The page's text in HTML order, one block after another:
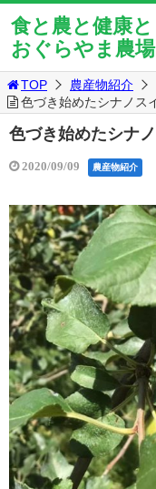
食と農と健康
おぐらやま農
TOP
農産物紹介
色づき始めたシナノス
色づき始めたシナ
2020/09/09 農産物紹介